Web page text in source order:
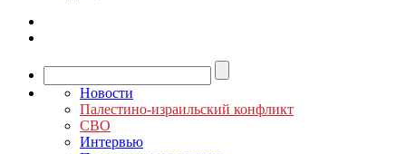
Новости
Палестино-израильский конфликт
СВО
Интервью